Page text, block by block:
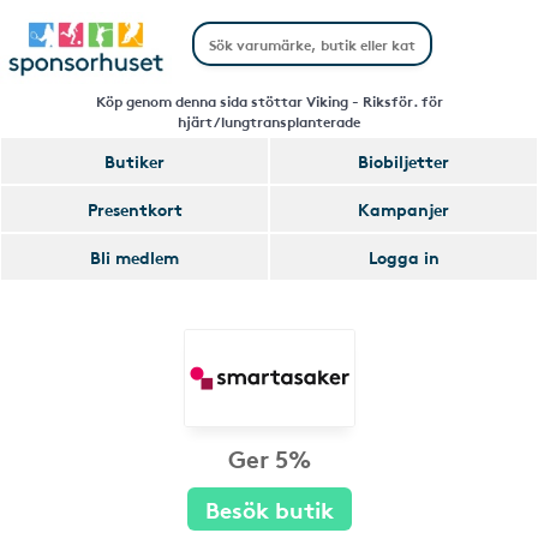
Köp genom denna sida stöttar Viking - Riksför. för
hjärt/lungtransplanterade
Butiker
Biobiljetter
Presentkort
Kampanjer
Bli medlem
Logga in
Ger 5%
Besök butik